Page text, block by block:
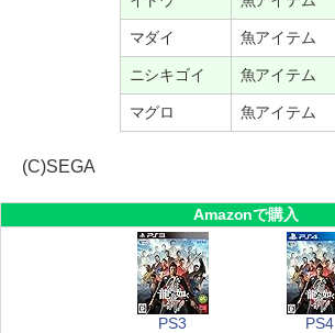
マダイ 魚アイテム
ニシキゴイ 魚アイテム
マグロ 魚アイテム
(C)SEGA
Amazonで購入
PS3 PS4